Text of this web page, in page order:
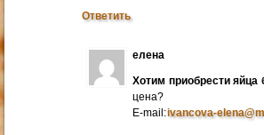
Ответить
елена
Хотим приобрести яйца
цена?
E-mail:ivancova-